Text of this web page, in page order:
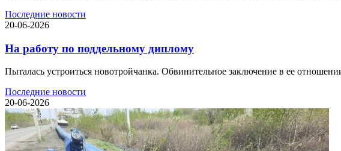
Последние новости
20-06-2026
На работу по поддельному диплому
Пыталась устроиться новотройчанка. Обвинительное заключение в ее
Последние новости
20-06-2026